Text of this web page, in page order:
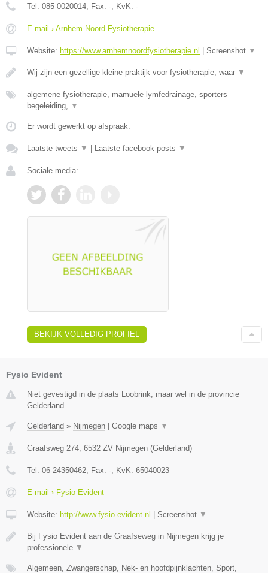
Tel: 085-0020014 , Fax: - , KvK: -
E-mail › Arnhem Noord Fysiotherapie
Website: https://www.arnhemnoordfysiotherapie.nl Screenshot ▼
Wij zijn een gezellige kleine praktijk voor fysiotherapie, waar ▼
algemene fysiotherapie, mamuele lymfedrainage, sporters
begeleiding,
▼
Er wordt gewerkt op afspraak.
Laatste tweets ▼ Laatste facebook posts ▼
Sociale media:
BEKIJK VOLLEDIG PROFIEL
Fysio Evident
Niet gevestigd in de plaats Loobrink, maar wel in de provincie
Gelderland.
Gelderland » Nijmegen | Google maps ▼
Graafsweg 274 6532 ZV Nijmegen (Gelderland)
Tel: 06-24350462 , Fax: - , KvK: 65040023
E-mail › Fysio Evident
Website: http://www.fysio-evident.nl | Screenshot ▼
Bij Fysio Evident aan de Graafseweg in Nijmegen krijg je
professionele ▼
Algemeen, Zwangerschap, Nek- en hoofdpijnklachten, Sport,